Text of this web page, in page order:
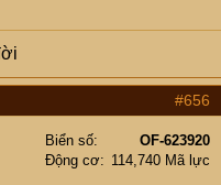
nhưng những gì đọc
đi bình thường của
đã được sử dụng làm
em-di-cong-tac-
#656
Biển số
OF-623920
Động cơ
114,740 Mã lực